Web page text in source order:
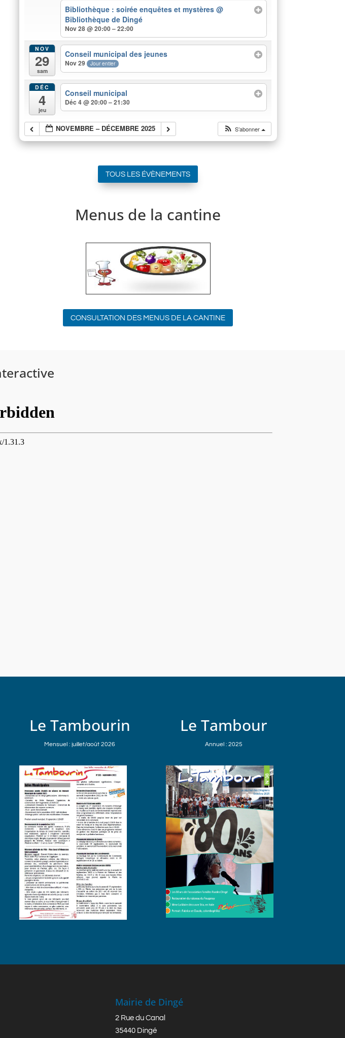
Bibliothèque : soirée enquêtes et mystères @
Bibliothèque de Dingé
Nov 28 @ 20:00 – 22:00
NOV
29
sam
Conseil municipal des jeunes
Nov 29 Jour entier
DÉC
4
jeu
Conseil municipal
Déc 4 @ 20:00 – 21:30
NOVEMBRE – DÉCEMBRE 2025 S’abonner
TOUS LES ÉVÈNEMENTS
Menus de la cantine
CONSULTATION DES MENUS DE LA CANTINE
Le Tambourin
Mensuel : juillet/août 2026
Le Tambour
Annuel : 2025
Mairie de Dingé
2 Rue du Canal
35440 Dingé